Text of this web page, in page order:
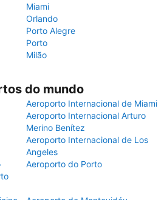
Miami
Orlando
Porto Alegre
Porto
Milão
do mundo
Aeroporto Internacional de Miami
Aeroporto Internacional Arturo
Merino Benítez
Aeroporto Internacional de Los
Angeles
Aeroporto do Porto